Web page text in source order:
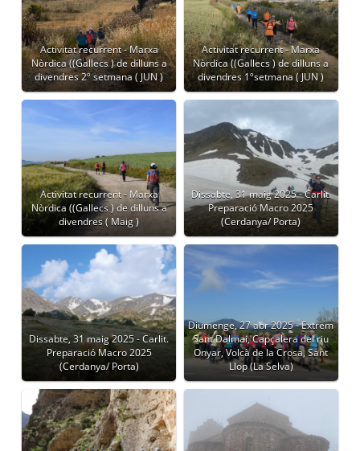
Activitat recurrent - Marxa
Nòrdica ((Gallecs ) de dilluns a
divendres 2º setmana ( JUN )
Activitat recurrent - Marxa
Nòrdica ((Gallecs ) de dilluns a
divendres 1ºsetmana ( JUN )
Activitat recurrent - Marxa
Nòrdica ((Gallecs ) de dilluns a
divendres ( Maig )
Dissabte, 31 maig 2025 - Carlit.
Preparació Macro 2025
(Cerdanya/ Porta)
Dissabte, 31 maig 2025 - Carlit.
Preparació Macro 2025
(Cerdanya/ Porta)
Diumenge, 27 abr 2025 - Extrem
Sant Dalmai, Capçalera del riu
Onyar, Volcà de la Crosa, Sant
Llop (La Selva)